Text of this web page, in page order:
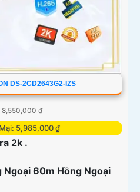
DS-2CD2643G2-IZS
8,550,000 ₫
5,985,000 ₫
2k .
Ngoại 60m Hồng Ngoại